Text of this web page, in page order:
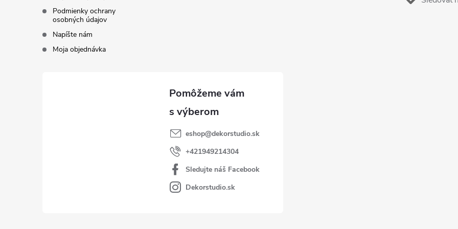
Podmienky ochrany
osobných údajov
Napíšte nám
Moja objednávka
eshop@dekorstudio.sk
+421949214304
Sledujte náš Facebook
Dekorstudio.sk